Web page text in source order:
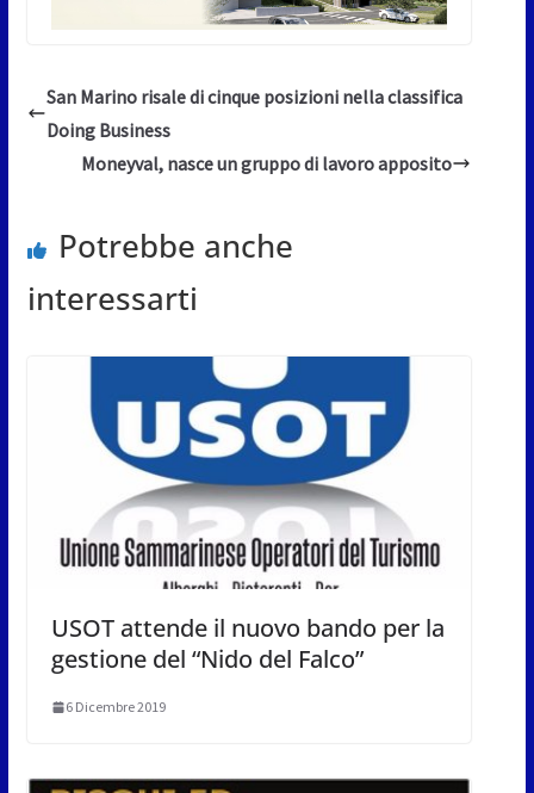
San Marino risale di cinque posizioni nella classifica
Doing Business
Moneyval, nasce un gruppo di lavoro apposito
Potrebbe anche
interessarti
USOT attende il nuovo bando per la
gestione del “Nido del Falco”
6 Dicembre 2019